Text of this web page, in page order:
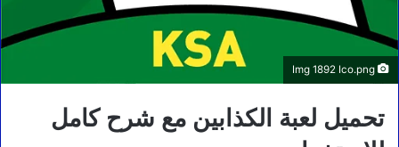
تحميل لعبة الكذابين مع شرح كامل